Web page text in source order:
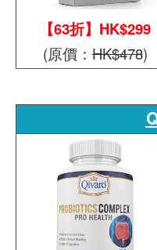
【63折】HK$299
(原價：HK$478)